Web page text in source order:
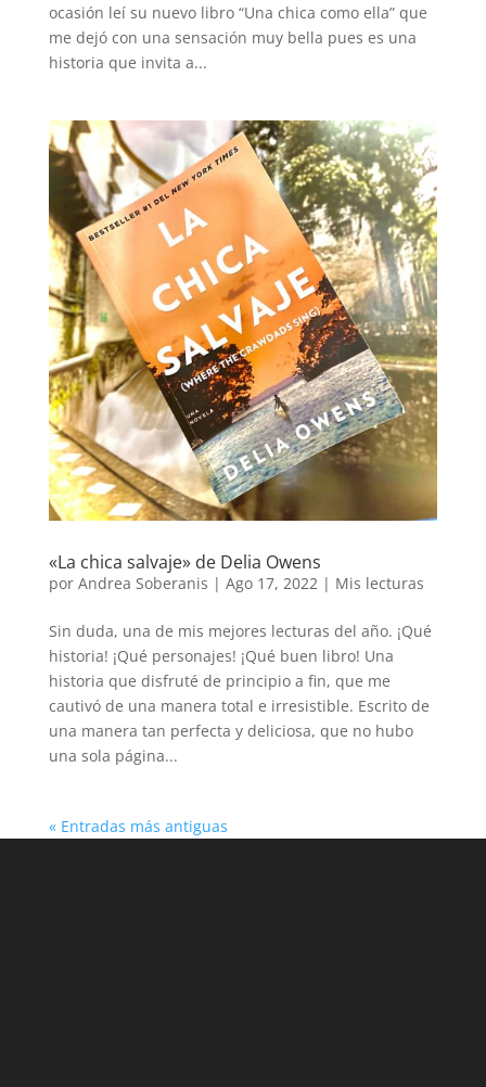
ocasión leí su nuevo libro “Una chica como ella” que
me dejó con una sensación muy bella pues es una
historia que invita a...
«La chica salvaje» de Delia Owens
por Andrea Soberanis | Ago 17, 2022| Mis lecturas
Sin duda, una de mis mejores lecturas del año. ¡Qué
historia! ¡Qué personajes! ¡Qué buen libro! Una
historia que disfruté de principio a fin, que me
cautivó de una manera total e irresistible. Escrito de
una manera tan perfecta y deliciosa, que no hubo
una sola página...
« Entradas más antiguas